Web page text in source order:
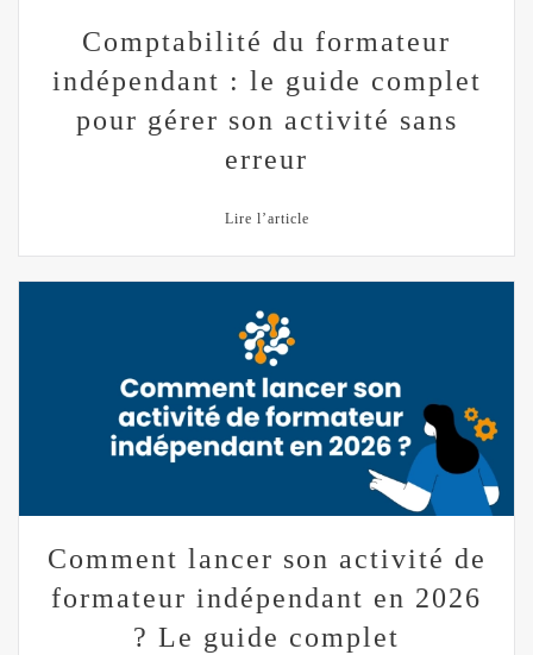
Comptabilité du formateur
indépendant : le guide complet
pour gérer son activité sans
erreur
Lire l’article
Comment lancer son activité de
formateur indépendant en 2026
? Le guide complet